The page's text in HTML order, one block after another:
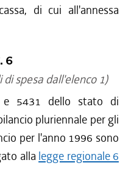
di cui all'annessa
6
spesa dall'elenco 1)
5431 dello stato di
pluriennale per gli
per l'anno 1996 sono
alla legge regionale 6